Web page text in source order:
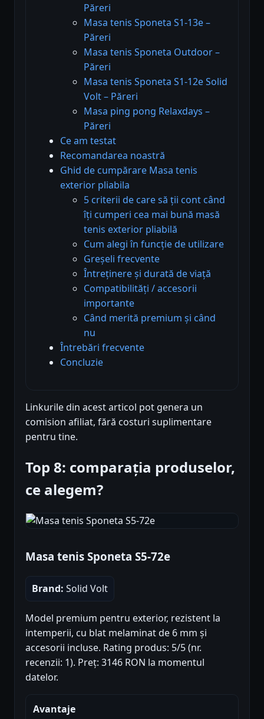
Păreri
Masa tenis Sponeta S1-13e –
Păreri
Masa tenis Sponeta Outdoor –
Păreri
Masa tenis Sponeta S1-12e Solid
Volt – Păreri
Masa ping pong Relaxdays –
Păreri
Ce am testat
Recomandarea noastră
Ghid de cumpărare Masa tenis
exterior pliabila
5 criterii de care să ții cont când
îți cumperi cea mai bună masă
tenis exterior pliabilă
Cum alegi în funcție de utilizare
Greșeli frecvente
Întreținere și durată de viață
Compatibilități / accesorii
importante
Când merită premium și când
nu
Întrebări frecvente
Concluzie
Linkurile din acest articol pot genera un
comision afiliat, fără costuri suplimentare
pentru tine.
Top 8: comparația produselor,
ce alegem?
Masa tenis Sponeta S5-72e
Brand: Solid Volt
Model premium pentru exterior, rezistent la
intemperii, cu blat melaminat de 6 mm și
accesorii incluse. Rating produs: 5/5 (nr.
recenzii: 1). Preț: 3146 RON la momentul
datelor.
Avantaje